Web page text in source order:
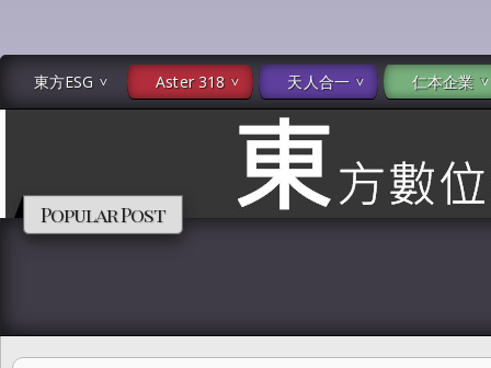
東方ESG Aster 318 天人合一 仁本企業
Popular Post